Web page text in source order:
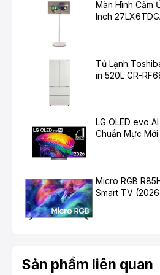
ưu tốc độ máy nén và chu kỳ rã
quen sử dụng và môi trường
Màn hình lớn, nâng tầm trải
AI Family Hub™+ (32 inch)
trong gia đình, hay thưởng thức
thích với hệ thống loa sống động;
Màn Hình Cảm
Inch
Tủ Lạnh
in 520L GR-
LG OLED evo
Chuẩn Mực
Micro RGB
Smart TV
Sản phẩm liên quan